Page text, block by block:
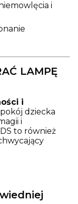
i
LAMPĘ
i
dziecka
i
to również